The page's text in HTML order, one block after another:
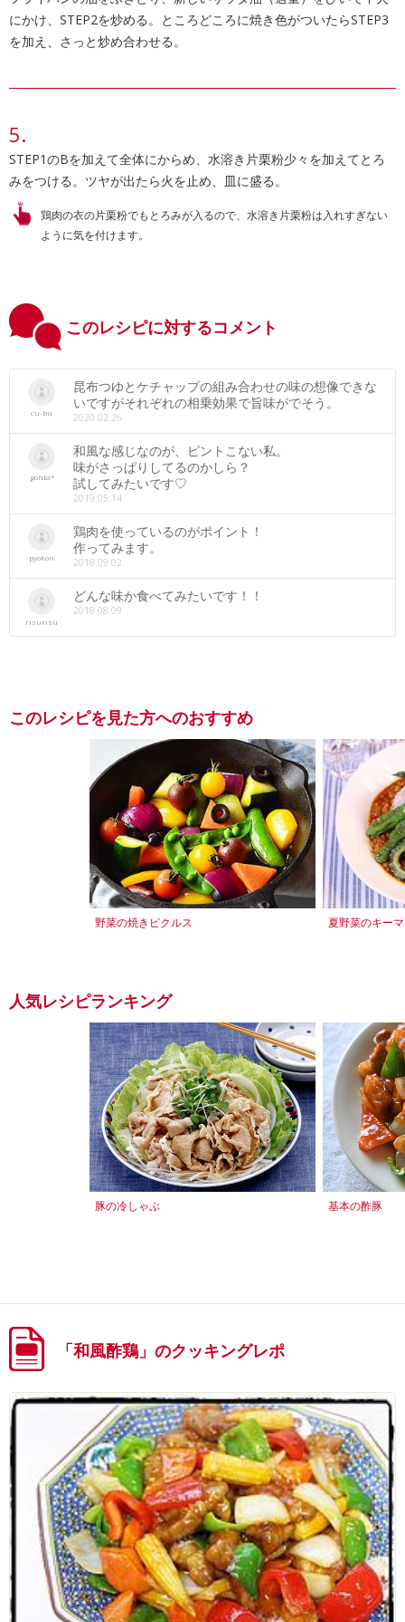
にかけ、STEP2を炒める。ところどころに焼き色がついたらSTEP3
を加え、さっと炒め合わせる。
STEP1のBを加えて全体にからめ、水溶き片栗粉少々を加えてとろ
みをつける。ツヤが出たら火を止め、皿に盛る。
鶏肉の衣の片栗粉でもとろみが入るので、水溶き片栗粉は入れすぎない
ように気を付けます。
このレシピに対するコメント
cu-bu
昆布つゆとケチャップの組み合わせの味の想像できな
いですがそれぞれの相乗効果で旨味がでそう。
2020.02.26
gonta*
和風な感じなのが、ピントこない私。
味がさっぱりしてるのかしら？
試してみたいです♡
2019.05.14
pyokon
鶏肉を使っているのがポイント！
作ってみます。
2018.09.02
risurisu
どんな味か食べてみたいです！！
2018.08.09
このレシピを見た方へのおすすめ
野菜の焼きピクルス 夏野菜のキー
人気レシピランキング
豚の冷しゃぶ 基本の酢豚
「和風酢鶏」のクッキングレポ